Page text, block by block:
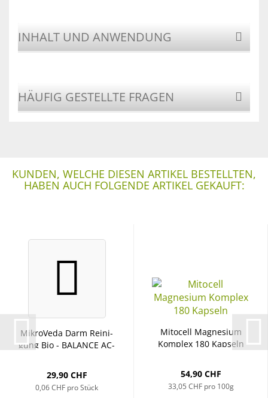
INHALT UND ANWENDUNG
HÄUFIG GESTELLTE FRAGEN
KUNDEN, WELCHE DIESEN ARTIKEL BESTELLTEN,
HABEN AUCH FOLGENDE ARTIKEL GEKAUFT:
Mi­kro­Ve­da Darm Rei­ni­
gung Bio - BA­LAN­CE AC­
29,90 CHF
0,06 CHF pro Stück
Mi­to­cell Ma­gne­si­um
Kom­plex 180 Kap­seln
54,90 CHF
33,05 CHF pro 100g